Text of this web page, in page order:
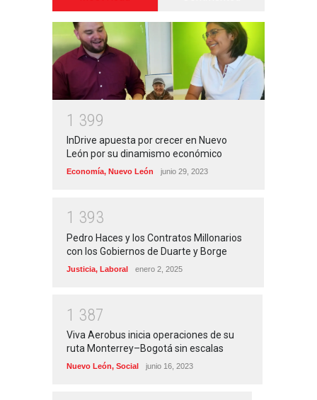
1 399
InDrive apuesta por crecer en Nuevo
León por su dinamismo económico
Economía, Nuevo León junio 29, 2023
1 393
Pedro Haces y los Contratos Millonarios
con los Gobiernos de Duarte y Borge
Justicia, Laboral enero 2, 2025
1 387
Viva Aerobus inicia operaciones de su
ruta Monterrey–Bogotá sin escalas
Nuevo León, Social junio 16, 2023